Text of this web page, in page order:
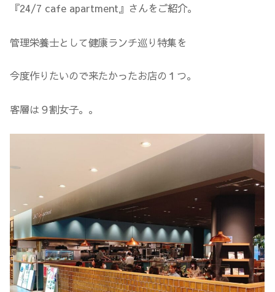
『24/7 cafe apartment』さんをご紹介。
管理栄養士として健康ランチ巡り特集を
今度作りたいので来たかったお店の１つ。
客層は９割女子。。